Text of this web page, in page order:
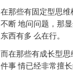
在那些有固定型思
不断 地问问题，那
东西有多 么在行。
而在那些有成长型
件事 情已经非常擅